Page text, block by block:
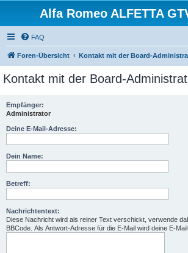
Alfa Romeo ALFETTA
FAQ
Foren-Übersicht Kontakt mit der Board-
Kontakt mit der Board-
Empfänger:
Administrator
Deine E-Mail-Adresse:
Dein Name:
Betreff:
Nachrichtentext:
Diese Nachricht wird als reiner Text verschickt, verwende
BBCode. Als Antwort-Adresse für die E-Mail wird deine E-